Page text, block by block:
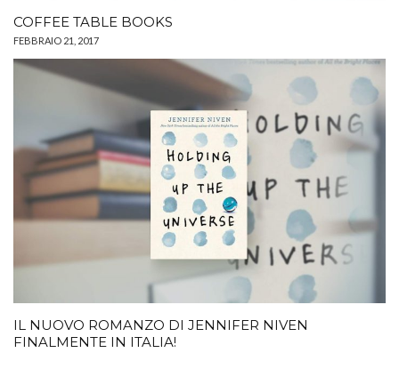
COFFEE TABLE BOOKS
FEBBRAIO 21, 2017
IL NUOVO ROMANZO DI JENNIFER NIVEN
FINALMENTE IN ITALIA!